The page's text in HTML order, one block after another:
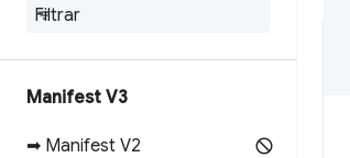
Manifest V3
➡ Manifest V2